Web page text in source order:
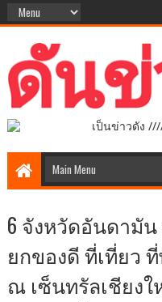
เป็นข่าวดัง
6 จังหวัดอันดามั
ยกของดี ที่เที่ยว
ณ เซ็นทรัลเชียงใ